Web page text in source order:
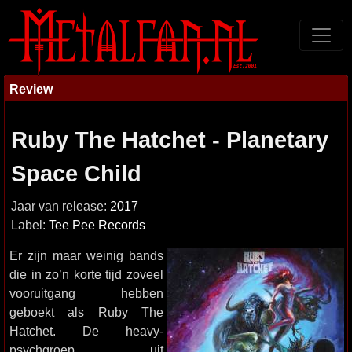
Review
Ruby The Hatchet - Planetary
Space Child
Jaar van release: 2017
Label: Tee Pee Records
Er zijn maar weinig bands
die in zo’n korte tijd zoveel
vooruitgang hebben
geboekt als Ruby The
Hatchet. De heavy-